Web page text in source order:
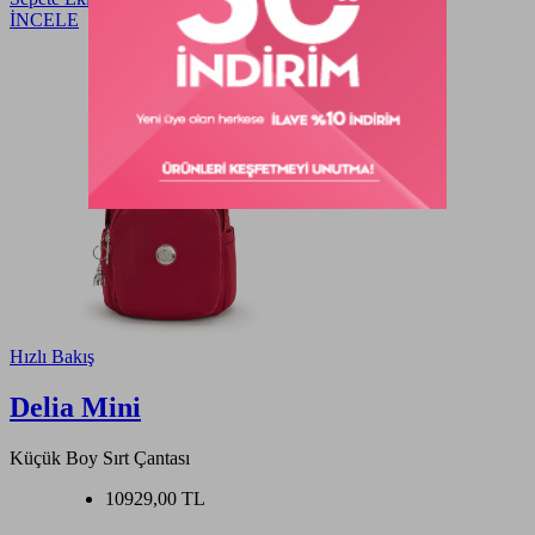
İNCELE
Hızlı Bakış
Delia Mini
Küçük Boy Sırt Çantası
10929,00 TL